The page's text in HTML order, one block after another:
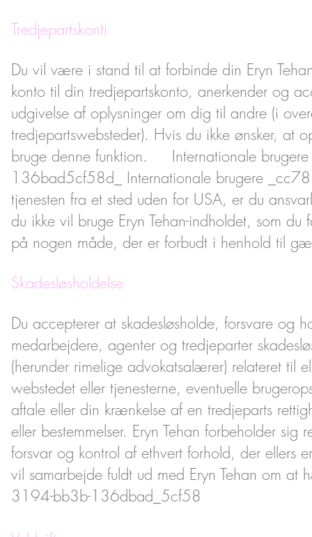
Tredjepartskonti
Du vil være i stand til at forbinde din Eryn
konto til din tredjepartskonto, anerkender og
udgivelse af oplysninger om dig til andre (i
tredjepartswebsteder). Hvis du ikke ønsker, at
bruge denne funktion. Internationale
136bad5cf58d_ Internationale brugere
tjenesten fra et sted uden for USA, er du
du ikke vil bruge Eryn Tehan-indholdet, som
på nogen måde, der er forbudt i henhold til
Skadesløsholdelse
Du accepterer at skadesløsholde, forsvare og
medarbejdere, agenter og tredjeparter
(herunder rimelige advokatsalærer) relateret til
webstedet eller tjenesterne, eventuelle
aftale eller din krænkelse af en tredjeparts
eller bestemmelser. Eryn Tehan forbeholder
forsvar og kontrol af ethvert forhold, der ellers
vil samarbejde fuldt ud med Eryn Tehan om
3194-bb3b-136dbad_5cf58